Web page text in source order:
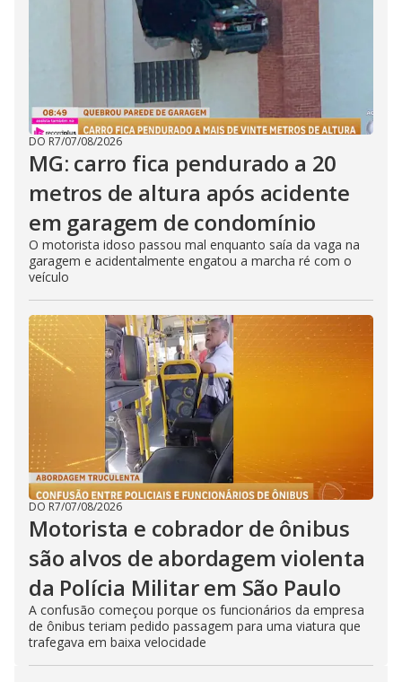
DO R7/07/08/2026
MG: carro fica pendurado a 20
metros de altura após acidente
em garagem de condomínio
O motorista idoso passou mal enquanto saía da vaga na
garagem e acidentalmente engatou a marcha ré com o
veículo
DO R7/07/08/2026
Motorista e cobrador de ônibus
são alvos de abordagem violenta
da Polícia Militar em São Paulo
A confusão começou porque os funcionários da empresa
de ônibus teriam pedido passagem para uma viatura que
trafegava em baixa velocidade